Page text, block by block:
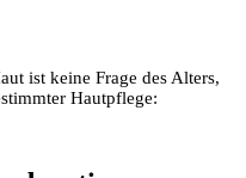
ist keine Frage des Alters,
Hautpflege: